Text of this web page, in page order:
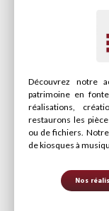
Découvrez notre
patrimoine en
réalisations,
restaurons les
ou de fichiers.
de kiosques à
Nos